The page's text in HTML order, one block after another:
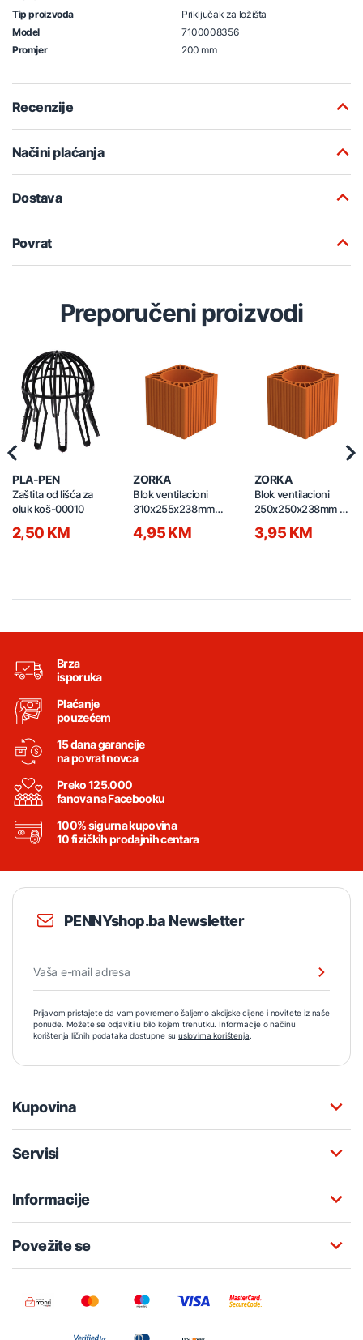
Tip proizvoda
Priključak za ložišta
Model
7100008356
Promjer
200 mm
Recenzije
Načini plaćanja
Dostava
Povrat
Preporučeni proizvodi
PLA-PEN
Zaštita od lišća za
oluk koš-00010
2,50 KM
ZORKA
Blok ventilacioni
310x255x238mm
4,95 KM
ZORKA
Blok ventilacioni
250x250x238mm FI
3,95 KM
Brza
isporuka
Plaćanje
pouzećem
15 dana garancije
na povrat novca
Preko 125.000
fanova na Facebooku
100% sigurna kupovina
10 fizičkih prodajnih centara
PENNYshop.ba Newsletter
Prijavom pristajete da vam povremeno šaljemo akcijske cijene i novitete iz naše
ponude. Možete se odjaviti u bilo kojem trenutku. Informacije o načinu
korištenja ličnih podataka dostupne su uslovima korištenja.
Kupovina
Servisi
Informacije
Povežite se